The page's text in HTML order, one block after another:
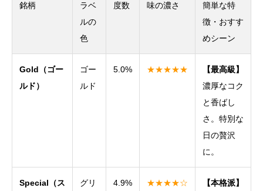
銘柄
ラベ
ルの
色
度数 味の濃さ
簡単な特
徴・おすす
めシーン
Gold（ゴー
ルド）
ゴー
ルド
5.0% ★★★★★
【最高級】
濃厚なコク
と香ばし
さ。特別な
日の贅沢
に。
Special（ス グリ 4.9% ★★★★☆ 【本格派】